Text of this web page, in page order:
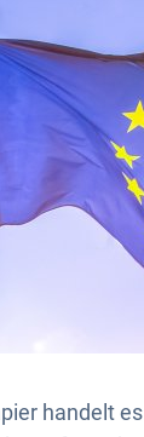
handelt